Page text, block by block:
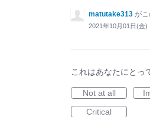
matutake313 が
2021年10月01日(金)
これはあなたにとっ
Not at all
Critical